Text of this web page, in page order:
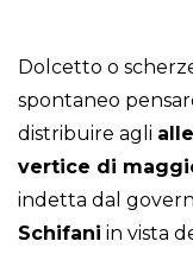
Dolcetto o
spontaneo
distribuire agli
vertice di
indetta dal
Schifani in vista